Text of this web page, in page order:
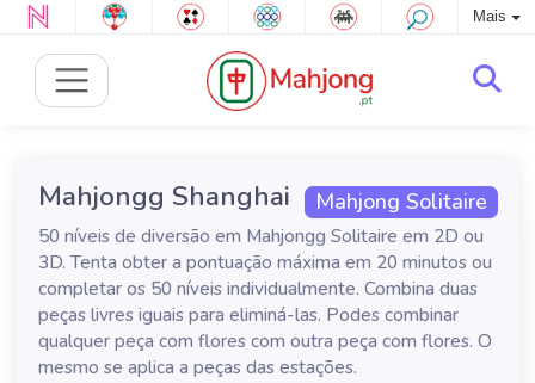
Mais
Mahjong Solitaire
Mahjongg Shanghai
50 níveis de diversão em Mahjongg Solitaire em 2D ou
3D. Tenta obter a pontuação máxima em 20 minutos ou
completar os 50 níveis individualmente. Combina duas
peças livres iguais para eliminá-las. Podes combinar
qualquer peça com flores com outra peça com flores. O
mesmo se aplica a peças das estações.